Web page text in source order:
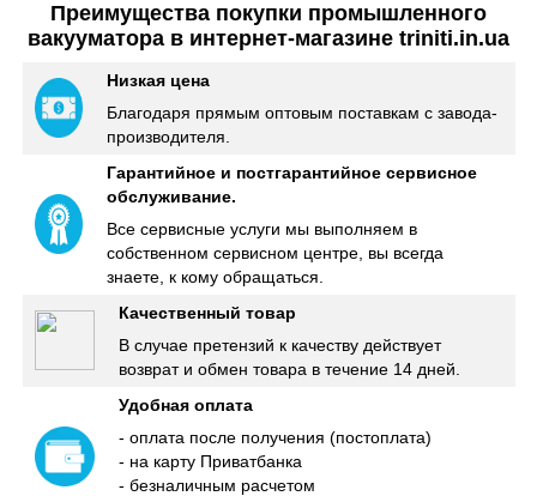
Преимущества покупки промышленного
вакууматора в интернет-магазине triniti.in.ua
Низкая цена
Благодаря прямым оптовым поставкам с завода-
производителя.
Гарантийное и постгарантийное сервисное
обслуживание.
Все сервисные услуги мы выполняем в
собственном сервисном центре, вы всегда
знаете, к кому обращаться.
Качественный товар
В случае претензий к качеству действует
возврат и обмен товара в течение 14 дней.
Удобная оплата
- оплата после получения (постоплата)
- на карту Приватбанка
- безналичным расчетом